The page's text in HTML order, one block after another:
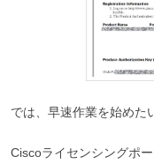
では、早速作業を始めた
Ciscoライセンシングポ